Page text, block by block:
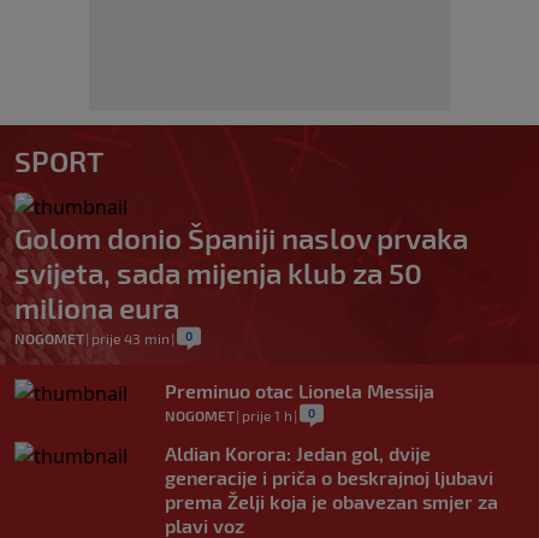
SPORT
Golom donio Španiji naslov prvaka
svijeta, sada mijenja klub za 50
miliona eura
NOGOMET| prije 43 min | 0
Preminuo otac Lionela Messija
NOGOMET| prije 1 h | 0
Aldian Korora: Jedan gol, dvije
generacije i priča o beskrajnoj ljubavi
prema Želji koja je obavezan smjer za
plavi voz